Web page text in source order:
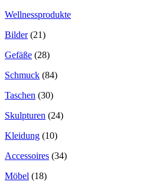
Wellnessprodukte
Bilder (21)
Gefäße (28)
Schmuck (84)
Taschen (30)
Skulpturen (24)
Kleidung (10)
Accessoires (34)
Möbel (18)